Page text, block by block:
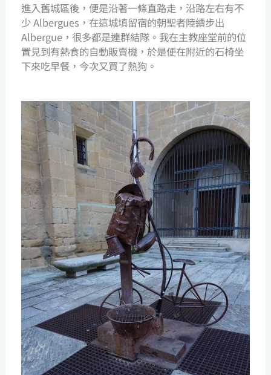
進入舊城區後，便是沿著一條直路走，沿路左右有不
少 Albergues，在這城填留宿的朝聖者陸續步出
Albergue，很多都是連群結隊。我在主教座堂前的位
置見到有熱食的自動販賣機，於是便在附近的石椅坐
下來吃早餐，今次又買了熱狗。